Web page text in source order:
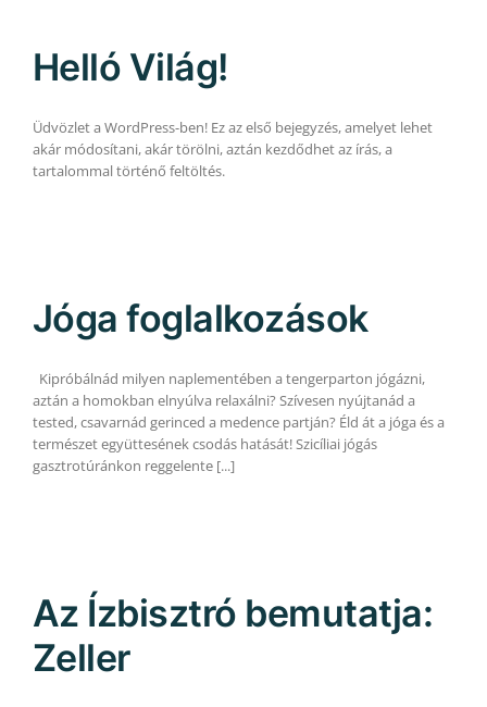
Helló Világ!
Üdvözlet a WordPress-ben! Ez az első bejegyzés, amelyet lehet
akár módosítani, akár törölni, aztán kezdődhet az írás, a
tartalommal történő feltöltés.
Jóga foglalkozások
Kipróbálnád milyen naplementében a tengerparton jógázni,
aztán a homokban elnyúlva relaxálni? Szívesen nyújtanád a
tested, csavarnád gerinced a medence partján? Éld át a jóga és a
természet együttesének csodás hatását! Szicíliai jógás
gasztrotúránkon reggelente [...]
Az Ízbisztró bemutatja:
Zeller